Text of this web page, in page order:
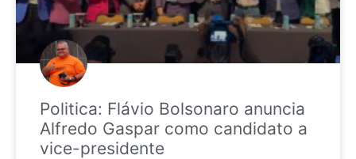
Politica: Flávio Bolsonaro anuncia
Alfredo Gaspar como candidato a
vice-presidente